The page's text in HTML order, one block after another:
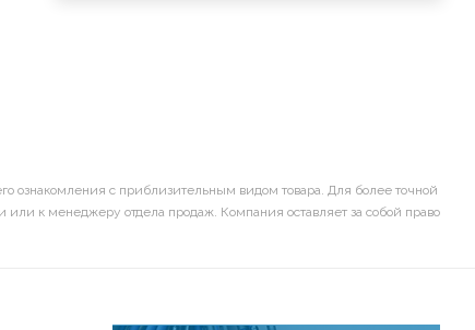
ознакомления с приблизительным видом товара. Для более точной
к менеджеру отдела продаж. Компания оставляет за собой право